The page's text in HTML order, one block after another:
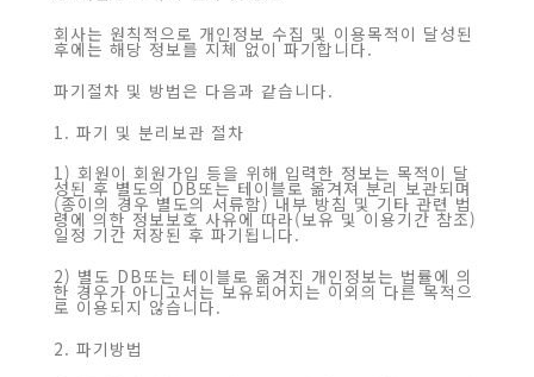
회사는 원칙적으로 개인정보 수집 및 이용목적이 달성된
후에는 해당 정보를 지체 없이 파기합니다.
파기절차 및 방법은 다음과 같습니다.
1. 파기 및 분리보관 절차
1) 회원이 회원가입 등을 위해 입력한 정보는 목적이 달
성된 후 별도의 DB또는 테이블로 옮겨져 분리 보관되며
(종이의 경우 별도의 서류함) 내부 방침 및 기타 관련 법
령에 의한 정보보호 사유에 따라(보유 및 이용기간 참조)
일정 기간 저장된 후 파기됩니다.
2) 별도 DB또는 테이블로 옮겨진 개인정보는 법률에 의
한 경우가 아니고서는 보유되어지는 이외의 다른 목적으
로 이용되지 않습니다.
2. 파기방법